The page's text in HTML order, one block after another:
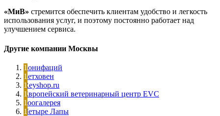
«МиВ» стремится обеспечить клиентам удобство и легкость
использования услуг, и поэтому постоянно работает над
улучшением сервиса.
Другие компании Москвы
Бонифаций
Бетховен
Reyshop.ru
Европейский ветеринарный центр EVC
Зоогалерея
Четыре Лапы